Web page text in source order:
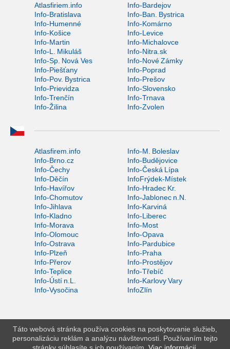
Atlasfiriem.info
Info-Bardejov
Info-Bratislava
Info-Ban. Bystrica
Info-Humenné
Info-Komárno
Info-Košice
Info-Levice
Info-Martin
Info-Michalovce
Info-L. Mikuláš
Info-Nitra.sk
Info-Sp. Nová Ves
Info-Nové Zámky
Info-Piešťany
Info-Poprad
Info-Pov. Bystrica
Info-Prešov
Info-Prievidza
Info-Slovensko
Info-Trenčín
Info-Trnava
Info-Žilina
Info-Zvolen
Atlasfirem.info
Info-M. Boleslav
Info-Brno.cz
Info-Budějovice
Info-Čechy
Info-Česká Lípa
Info-Děčín
InfoFrýdek-Místek
Info-Havířov
Info-Hradec Kr.
Info-Chomutov
Info-Jablonec n.N.
Info-Jihlava
Info-Karviná
Info-Kladno
Info-Liberec
Info-Morava
Info-Most
Info-Olomouc
Info-Opava
Info-Ostrava
Info-Pardubice
Info-Plzeň
Info-Praha
Info-Přerov
Info-Prostějov
Info-Teplice
Info-Třebíč
Info-Ústí n.L.
Info-Karlovy Vary
Info-Vysočina
InfoZlín
Táto webová stránka používa cookies na poskytovanie služieb,
personalizáciu reklám a analýzu návštevnosti. Používaním tejto